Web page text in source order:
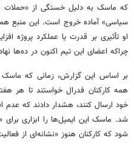
که ماسک به دلیل خستگی از «حملات
سیاسی» آماده خروج است. این منبع
او تأثیری بر قدرت یا عملکرد پروژه
چراکه اعضای این تیم اکنون در ده‌ها
بر اساس این گزارش، زمانی که ماسک
همه کارکنان فدرال خواستند تا هر
خود ارسال کنند، هشدار دادند که عدم
شد. ماسک این ایمیل‌ها را ابزاری
شود که کارکنان هنوز «نشانه‌ای از